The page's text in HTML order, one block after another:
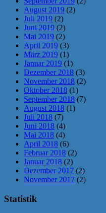
August 2019 (2)
Juli 2019 (2)
Juni 2019 (2)
Mai 2019 (2)
April 2019 (3)
März 2019 (1)
Januar 2019 (1)
Dezember 2018 (3)
November 2018 (2)
Oktober 2018 (1)
September 2018 (7)
August 2018 (1)
Juli 2018 (7)
Juni 2018 (4)
Mai 2018 (4)
April 2018 (6)
Februar 2018 (2)
Januar 2018 (2)
Dezember 2017 (2)
November 2017 (2)
Statistik